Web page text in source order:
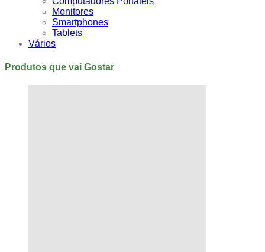
Monitores
Smartphones
Tablets
Vários
Produtos que vai Gostar